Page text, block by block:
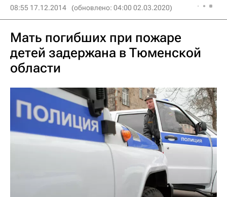
08:55 17.12.2014 (обновлено: 04:00 02.03.2020)
Мать погибших при пожаре
детей задержана в Тюменской
области